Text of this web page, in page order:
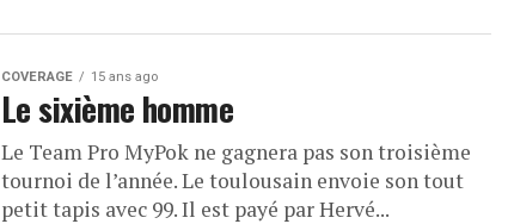
COVERAGE 15 ans ago
Le sixième homme
Le Team Pro MyPok ne gagnera pas son troisième
tournoi de l’année. Le toulousain envoie son tout
petit tapis avec 99. Il est payé par Hervé...